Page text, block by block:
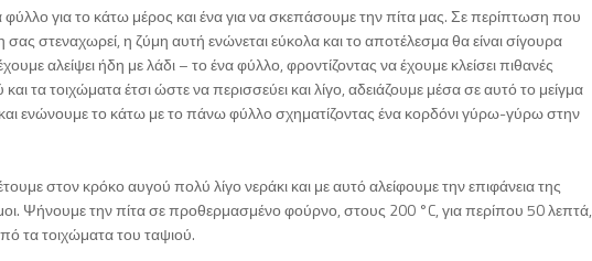
για το κάτω μέρος και ένα για να σκεπάσουμε την πίτα μας. Σε περίπτωση που
στεναχωρεί, η ζύμη αυτή ενώνεται εύκολα και το αποτέλεσμα θα είναι σίγουρα
αλείψει ήδη με λάδι – το ένα φύλλο, φροντίζοντας να έχουμε κλείσει πιθανές
τα τοιχώματα έτσι ώστε να περισσεύει και λίγο, αδειάζουμε μέσα σε αυτό το μείγμα
ενώνουμε το κάτω με το πάνω φύλλο σχηματίζοντας ένα κορδόνι γύρω-γύρω στην
στον κρόκο αυγού πολύ λίγο νεράκι και με αυτό αλείφουμε την επιφάνεια της
Ψήνουμε την πίτα σε προθερμασμένο φούρνο, στους 200 °C, για περίπου 50 λεπτά,
τα τοιχώματα του ταψιού.